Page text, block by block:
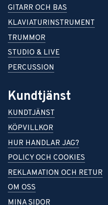
GITARR OCH BAS
KLAVIATURINSTRUMENT
TRUMMOR
STUDIO & LIVE
PERCUSSION
Kundtjänst
KUNDTJÄNST
KÖPVILLKOR
HUR HANDLAR JAG?
POLICY OCH COOKIES
REKLAMATION OCH RETUR
OM OSS
MINA SIDOR